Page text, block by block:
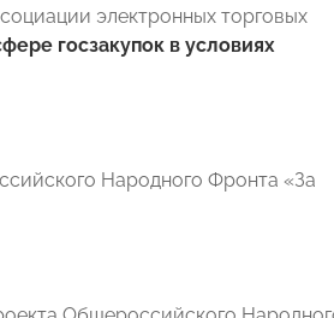
электронных торговых
госзакупок в условиях
Народного Фронта «За